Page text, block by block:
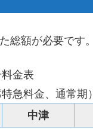
総額が必要です。
料金表
急料金、通常期）
中津